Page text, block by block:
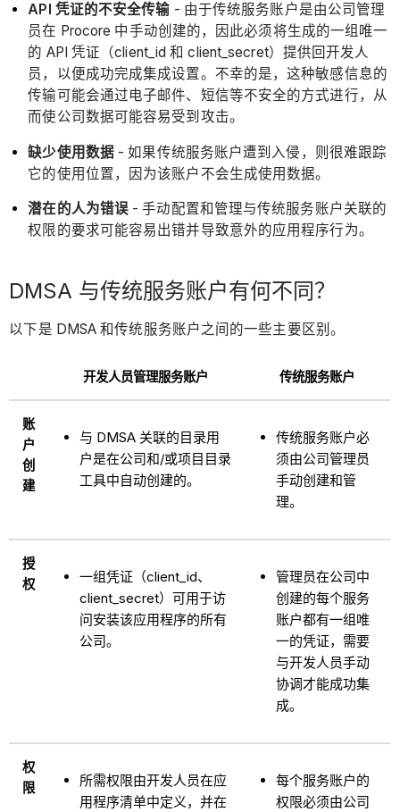
API 凭证的不安全传输 - 由于传统服务账户是由公司管理
员在 Procore 中手动创建的，因此必须将生成的一组唯一
的 API 凭证（client_id 和 client_secret）提供回开发人
员，以便成功完成集成设置。不幸的是，这种敏感信息的
传输可能会通过电子邮件、短信等不安全的方式进行，从
而使公司数据可能容易受到攻击。
缺少使用数据 - 如果传统服务账户遭到入侵，则很难跟踪
它的使用位置，因为该账户不会生成使用数据。
潜在的人为错误 - 手动配置和管理与传统服务账户关联的
权限的要求可能容易出错并导致意外的应用程序行为。
DMSA 与传统服务账户有何不同？
以下是 DMSA 和传统服务账户之间的一些主要区别。
开发人员管理服务账户 传统服务账户
账
户
创
建
与 DMSA 关联的目录用
户是在公司和/或项目目录
工具中自动创建的。
传统服务账户必
须由公司管理员
手动创建和管
理。
授
权
一组凭证（client_id、
client_secret）可用于访
问安装该应用程序的所有
公司。
管理员在公司中
创建的每个服务
账户都有一组唯
一的凭证，需要
与开发人员手动
协调才能成功集
成。
权
限
所需权限由开发人员在应
用程序清单中定义，并在
每个服务账户的
权限必须由公司